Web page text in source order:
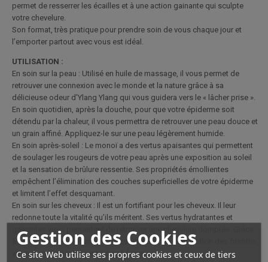
Gestion des Cookies
Ce site Web utilise ses propres cookies et ceux de tiers
permet de resserrer les écailles et à une action gainante qui sculpte
votre chevelure.
Son format, très pratique pour prendre soin de vous chaque jour et
l’emporter partout avec vous est idéal.
UTILISATION :
En soin sur la peau : Utilisé en huile de massage, il vous permet de
retrouver une connexion avec le monde et la nature grâce à sa
délicieuse odeur d’Ylang Ylang qui vous guidera vers le « lâcher prise ».
En soin quotidien, après la douche, pour que votre épiderme soit
détendu par la chaleur, il vous permettra de retrouver une peau douce et
un grain affiné. Appliquez-le sur une peau légèrement humide.
En soin après-soleil : Le monoï a des vertus apaisantes qui permettent
de soulager les rougeurs de votre peau après une exposition au soleil
et la sensation de brûlure ressentie. Ses propriétés émollientes
empêchent l’élimination des couches superficielles de votre épiderme
et limitent l’effet desquamant.
En soin sur les cheveux : Il est un fortifiant pour les cheveux. Il leur
redonne toute la vitalité qu’ils méritent. Ses vertus hydratantes et
gainantes vous permettent de retrouver une chevelure domptée. Grâce
à cette action sculptante, vous constaterez une diminution des frisottis,
votre chevelure retrouve toute sa force.